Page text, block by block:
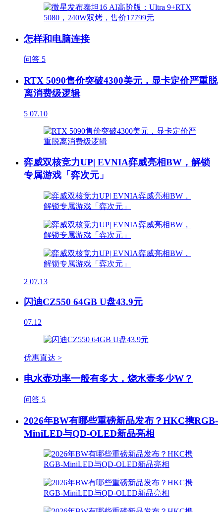
怎样和电脑连接
问答 5
RTX 5090售价突破4300美元，显卡定价严重脱
离消费级逻辑
5 07.10
弈威双核竞力UP| EVNIA弈威亮相BW，解锁
专属游戏「弈次元」
2 07.13
闪迪CZ550 64GB U盘43.9元
07.12
优惠直达 >
电水壶功率一般有多大，烧水壶多少W？
问答 5
2026年BW有哪些重磅新品发布？HKC携RGB-
MiniLED与QD-OLED新品亮相